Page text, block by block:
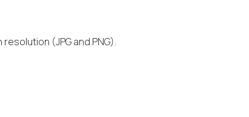
(JPG and PNG).